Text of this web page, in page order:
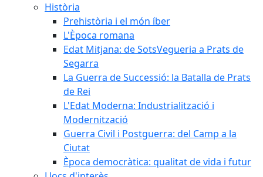
Història
Prehistòria i el món íber
L'Època romana
Edat Mitjana: de SotsVegueria a Prats de
Segarra
La Guerra de Successió: la Batalla de Prats
de Rei
L'Edat Moderna: Industrialització i
Modernització
Guerra Civil i Postguerra: del Camp a la
Ciutat
Època democràtica: qualitat de vida i futur